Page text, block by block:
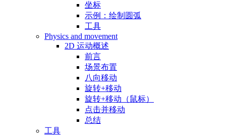
坐标
示例：绘制圆弧
工具
Physics and movement
2D 运动概述
前言
场景布置
八向移动
旋转+移动
旋转+移动（鼠标）
点击并移动
总结
工具